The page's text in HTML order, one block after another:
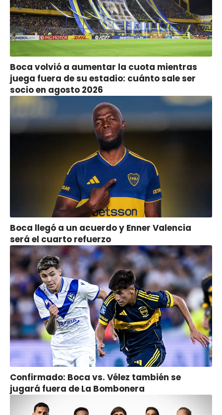
Boca volvió a aumentar la cuota mientras
juega fuera de su estadio: cuánto sale ser
socio en agosto 2026
Boca llegó a un acuerdo y Enner Valencia
será el cuarto refuerzo
Confirmado: Boca vs. Vélez también se
jugará fuera de La Bombonera